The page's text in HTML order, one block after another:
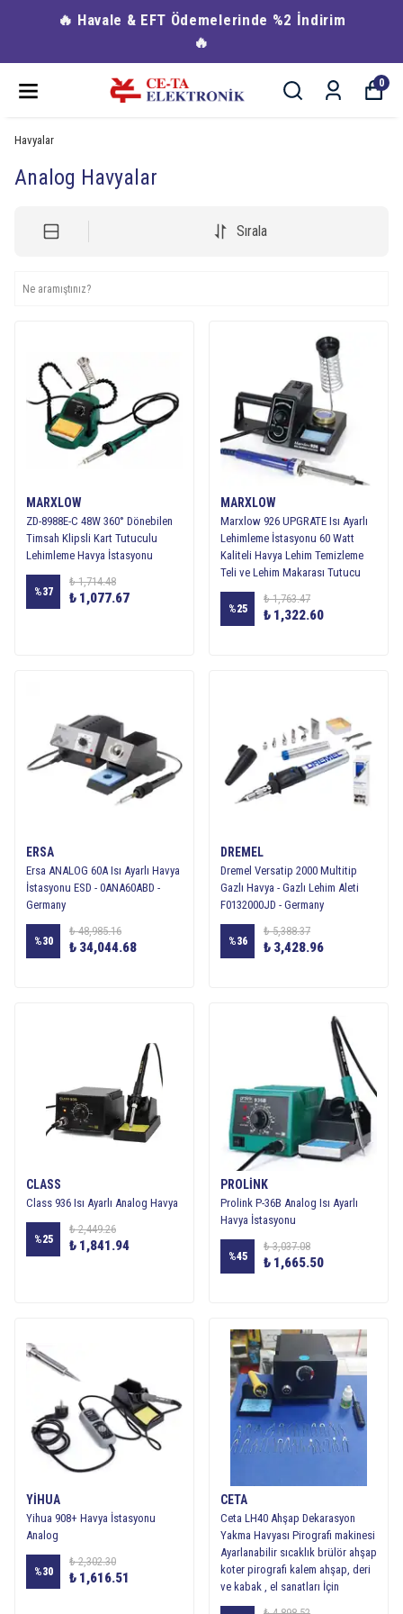
🔥 Havale & EFT Ödemelerinde %2 İndirim
🔥
0
Havyalar
Analog Havyalar
Sırala
MARXLOW
ZD-8988E-C 48W 360° Dönebilen
Timsah Klipsli Kart Tutuculu
Lehimleme Havya İstasyonu
%37
₺ 1,714.48
₺ 1,077.67
MARXLOW
Marxlow 926 UPGRATE Isı Ayarlı
Lehimleme İstasyonu 60 Watt
Kaliteli Havya Lehim Temizleme
Teli ve Lehim Makarası Tutucu
%25
₺ 1,763.47
₺ 1,322.60
ERSA
Ersa ANALOG 60A Isı Ayarlı Havya
İstasyonu ESD - 0ANA60ABD -
Germany
%30
₺ 48,985.16
₺ 34,044.68
DREMEL
Dremel Versatip 2000 Multitip
Gazlı Havya - Gazlı Lehim Aleti
F0132000JD - Germany
%36
₺ 5,388.37
₺ 3,428.96
CLASS
Class 936 Isı Ayarlı Analog Havya
%25
₺ 2,449.26
₺ 1,841.94
PROLINK
Prolink P-36B Analog Isı Ayarlı
Havya İstasyonu
%45
₺ 3,037.08
₺ 1,665.50
YIHUA
Yihua 908+ Havya İstasyonu
Analog
%30
₺ 2,302.30
₺ 1,616.51
CETA
Ceta LH40 Ahşap Dekarasyon
Yakma Havyası Pirografi makinesi
Ayarlanabilir sıcaklık brülör ahşap
koter pirografi kalem ahşap, deri
ve kabak , el sanatları İçin